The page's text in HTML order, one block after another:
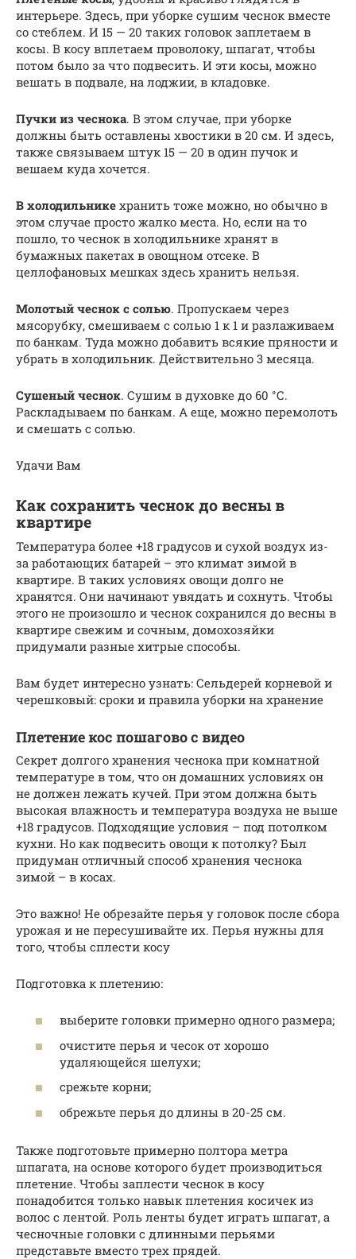
интерьере. Здесь, при уборке сушим чеснок вместе
со стеблем. И 15 — 20 таких головок заплетаем в
косы. В косу вплетаем проволоку, шпагат, чтобы
потом было за что подвесить. И эти косы, можно
вешать в подвале, на лоджии, в кладовке.
Пучки из чеснока. В этом случае, при уборке
должны быть оставлены хвостики в 20 см. И здесь,
также связываем штук 15 — 20 в один пучок и
вешаем куда хочется.
В холодильнике хранить тоже можно, но обычно в
этом случае просто жалко места. Но, если на то
пошло, то чеснок в холодильнике хранят в
бумажных пакетах в овощном отсеке. В
целлофановых мешках здесь хранить нельзя.
Молотый чеснок с солью. Пропускаем через
мясорубку, смешиваем с солью 1 к 1 и разлаживаем
по банкам. Туда можно добавить всякие пряности и
убрать в холодильник. Действительно 3 месяца.
Сушеный чеснок. Сушим в духовке до 60 °С.
Раскладываем по банкам. А еще, можно перемолоть
и смешать с солью.
Удачи Вам
Как сохранить чеснок до весны в
квартире
Температура более +18 градусов и сухой воздух из-
за работающих батарей – это климат зимой в
квартире. В таких условиях овощи долго не
хранятся. Они начинают увядать и сохнуть. Чтобы
этого не произошло и чеснок сохранился до весны в
квартире свежим и сочным, домохозяйки
придумали разные хитрые способы.
Вам будет интересно узнать: Сельдерей корневой и
черешковый: сроки и правила уборки на хранение
Плетение кос пошагово с видео
Секрет долгого хранения чеснока при комнатной
температуре в том, что он домашних условиях он
не должен лежать кучей. При этом должна быть
высокая влажность и температура воздуха не выше
+18 градусов. Подходящие условия – под потолком
кухни. Но как подвесить овощи к потолку? Был
придуман отличный способ хранения чеснока
зимой – в косах.
Это важно! Не обрезайте перья у головок после сбора
урожая и не пересушивайте их. Перья нужны для
того, чтобы сплести косу
Подготовка к плетению:
выберите головки примерно одного размера;
очистите перья и чесок от хорошо
удаляющейся шелухи;
срежьте корни;
обрежьте перья до длины в 20-25 см.
Также подготовьте примерно полтора метра
шпагата, на основе которого будет производиться
плетение. Чтобы заплести чеснок в косу
понадобится только навык плетения косичек из
волос с лентой. Роль ленты будет играть шпагат, а
чесночные головки с длинными перьями
представьте вместо трех прядей.